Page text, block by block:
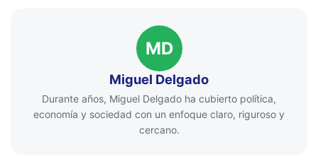
MD
Miguel Delgado
Durante años, Miguel Delgado ha cubierto política,
economía y sociedad con un enfoque claro, riguroso y
cercano.